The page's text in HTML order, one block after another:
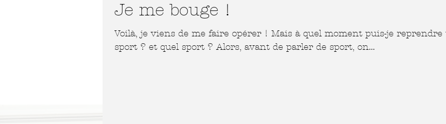
Je me bouge !
Voilà, je viens de me faire opérer ! Mais à quel moment puis-je reprendre
sport ? et quel sport ? Alors, avant de parler de sport, on...